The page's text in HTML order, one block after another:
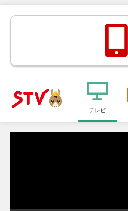
ＳＴＶ札
メ
ュ
テレビ